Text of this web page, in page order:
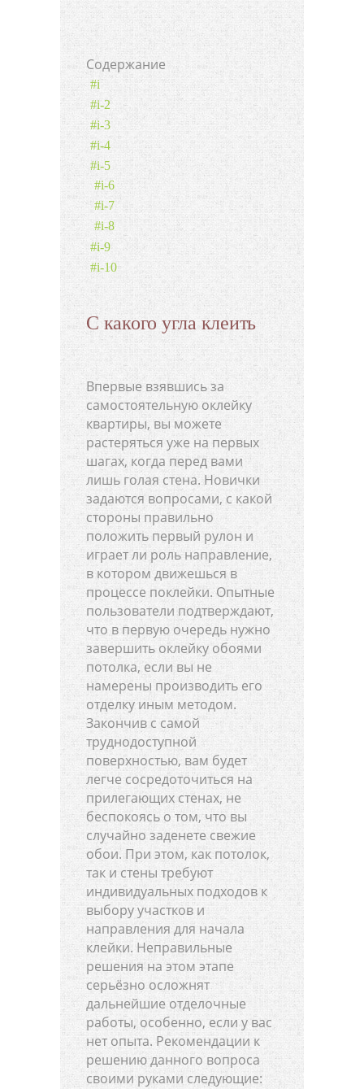
Содержание
#i
#i-2
#i-3
#i-4
#i-5
#i-6
#i-7
#i-8
#i-9
#i-10
С какого угла клеить
Впервые взявшись за
самостоятельную оклейку
квартиры, вы можете
растеряться уже на первых
шагах, когда перед вами
лишь голая стена. Новички
задаются вопросами, с какой
стороны правильно
положить первый рулон и
играет ли роль направление,
в котором движешься в
процессе поклейки. Опытные
пользователи подтверждают,
что в первую очередь нужно
завершить оклейку обоями
потолка, если вы не
намерены производить его
отделку иным методом.
Закончив с самой
труднодоступной
поверхностью, вам будет
легче сосредоточиться на
прилегающих стенах, не
беспокоясь о том, что вы
случайно заденете свежие
обои. При этом, как потолок,
так и стены требуют
индивидуальных подходов к
выбору участков и
направления для начала
клейки. Неправильные
решения на этом этапе
серьёзно осложнят
дальнейшие отделочные
работы, особенно, если у вас
нет опыта. Рекомендации к
решению данного вопроса
своими руками следующие: